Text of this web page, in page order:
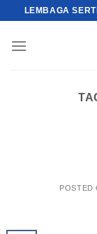
content
LEMBAGA
POSTED